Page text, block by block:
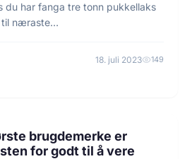
du har fanga tre tonn pukkellaks
til næraste…
18. juli 2023 149
brugdemerke er
for godt til å vere